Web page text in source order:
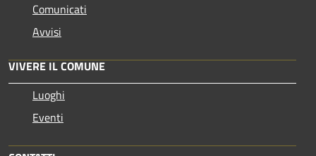
Comunicati
Avvisi
VIVERE IL COMUNE
Luoghi
Eventi